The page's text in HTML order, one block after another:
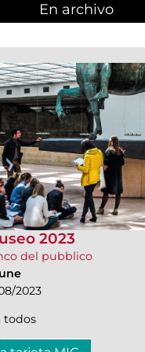
En archivo
2023
del pubblico
2023
todos